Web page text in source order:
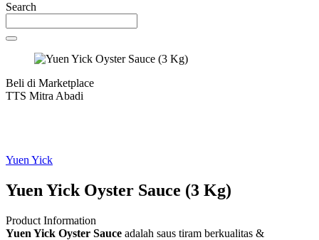
Search
Beli di Marketplace
TTS Mitra Abadi
Yuen Yick
Yuen Yick Oyster Sauce (3 Kg)
Product Information
Yuen Yick Oyster Sauce adalah saus tiram berkualitas &